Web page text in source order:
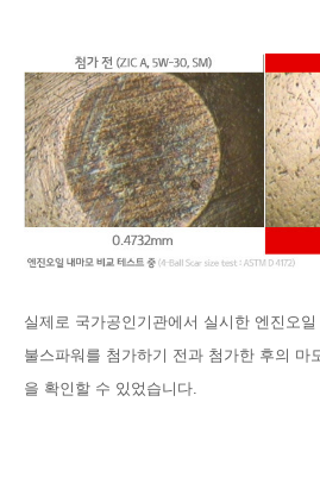
실제로 국가공인기관에서 실시한 엔진오일
불스파워를 첨가하기 전과 첨가한 후의 마
을 확인할 수 있었습니다.